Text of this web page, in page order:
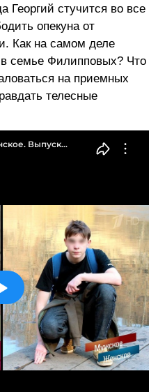
Георгий стучится во все
опекуна от
Как на самом деле
семье Филипповых? Что
на приемных
телесные